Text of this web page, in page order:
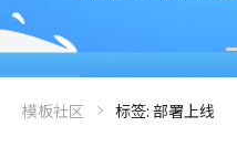
模板社区 标签: 部署上线